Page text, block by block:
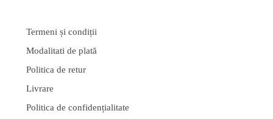
Termeni și condiții
Modalitati de plată
Politica de retur
Livrare
Politica de confidențialitate